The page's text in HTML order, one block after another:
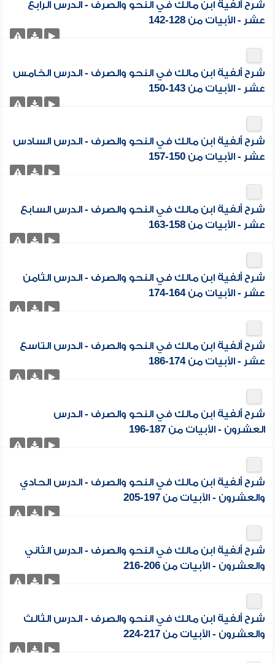
شرح ألفية ابن مالك في النحو والصرف - الدرس الرابع
عشر - الأبيات من 128-142
شرح ألفية ابن مالك في النحو والصرف - الدرس الخامس
عشر - الأبيات من 143-150
شرح ألفية ابن مالك في النحو والصرف - الدرس السادس
عشر - الأبيات من 150-157
شرح ألفية ابن مالك في النحو والصرف - الدرس السابع
عشر - الأبيات من 158-163
شرح ألفية ابن مالك في النحو والصرف - الدرس الثامن
عشر - الأبيات من 164-174
شرح ألفية ابن مالك في النحو والصرف - الدرس التاسع
عشر - الأبيات من 174-186
شرح ألفية ابن مالك في النحو والصرف - الدرس
العشرون - الأبيات من 187-196
شرح ألفية ابن مالك في النحو والصرف - الدرس الحادي
والعشرون - الأبيات من 197-205
شرح ألفية ابن مالك في النحو والصرف - الدرس الثاني
والعشرون - الأبيات من 206-216
شرح ألفية ابن مالك في النحو والصرف - الدرس الثالث
والعشرون - الأبيات من 217-224